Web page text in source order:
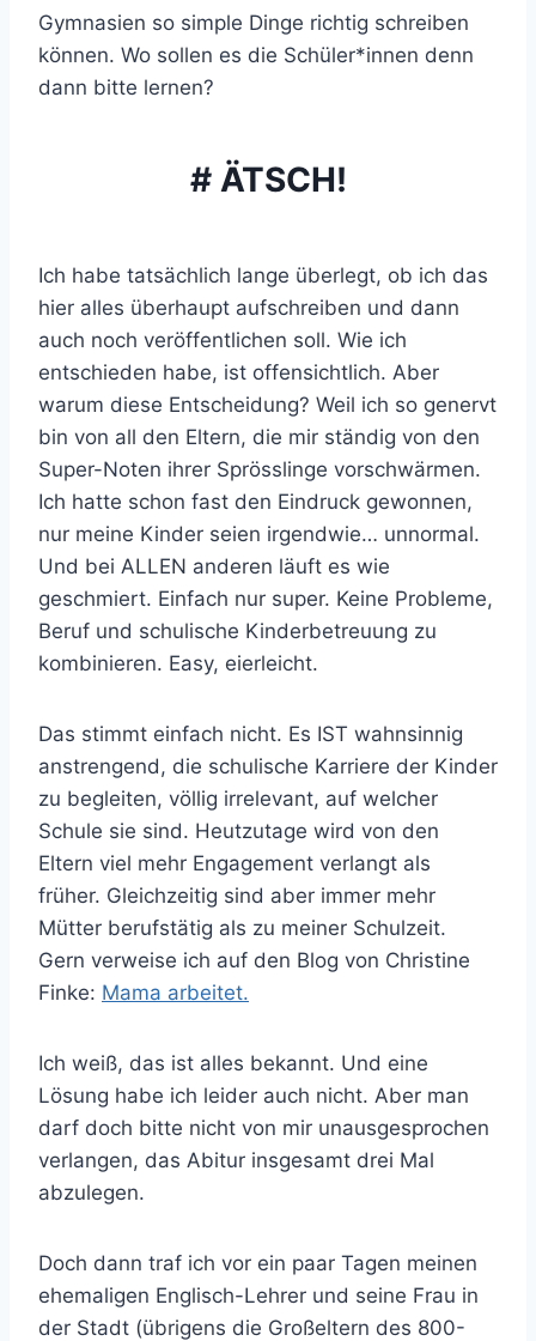
Gymnasien so simple Dinge richtig schreiben
können. Wo sollen es die Schüler*innen denn
dann bitte lernen?
# ÄTSCH!
Ich habe tatsächlich lange überlegt, ob ich das
hier alles überhaupt aufschreiben und dann
auch noch veröffentlichen soll. Wie ich
entschieden habe, ist offensichtlich. Aber
warum diese Entscheidung? Weil ich so genervt
bin von all den Eltern, die mir ständig von den
Super-Noten ihrer Sprösslinge vorschwärmen.
Ich hatte schon fast den Eindruck gewonnen,
nur meine Kinder seien irgendwie… unnormal.
Und bei ALLEN anderen läuft es wie
geschmiert. Einfach nur super. Keine Probleme,
Beruf und schulische Kinderbetreuung zu
kombinieren. Easy, eierleicht.
Das stimmt einfach nicht. Es IST wahnsinnig
anstrengend, die schulische Karriere der Kinder
zu begleiten, völlig irrelevant, auf welcher
Schule sie sind. Heutzutage wird von den
Eltern viel mehr Engagement verlangt als
früher. Gleichzeitig sind aber immer mehr
Mütter berufstätig als zu meiner Schulzeit.
Gern verweise ich auf den Blog von Christine
Finke: Mama arbeitet.
Ich weiß, das ist alles bekannt. Und eine
Lösung habe ich leider auch nicht. Aber man
darf doch bitte nicht von mir unausgesprochen
verlangen, das Abitur insgesamt drei Mal
abzulegen.
Doch dann traf ich vor ein paar Tagen meinen
ehemaligen Englisch-Lehrer und seine Frau in
der Stadt (übrigens die Großeltern des 800-